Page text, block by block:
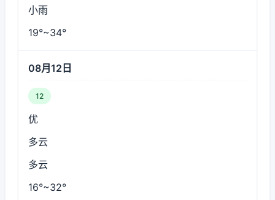
小雨
19°~34°
08月12日
12
优
多云
多云
16°~32°